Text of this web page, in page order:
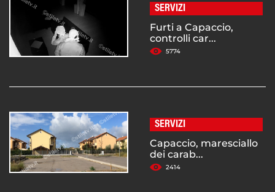
SERVIZI
Furti a Capaccio,
controlli car...
5774
SERVIZI
Capaccio, maresciallo
dei carab...
2414